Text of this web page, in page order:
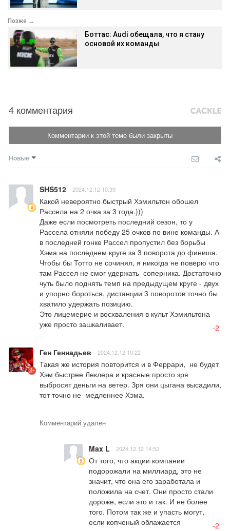
Позже →
Боттас: Audi обещала, что я стану
основой их команды
4 комментария
Комментарии к этой теме были закрыты
Новые
SHS512 2024.12.12 10:39
Какой невероятно быстрый Хэмильтон обошел
Рассела на 2 очка за 3 года.)))
Даже если посмотреть последний сезон, то у
Рассела отняли победу 25 очков по вине команды. А
в последней гонке Рассел пропустил без борьбы
Хэма на последнем круге за 3 поворота до финиша.
Чтобы бы Тотто не сочинял, я никогда не поверю что
там Рассел не смог удержать  соперника. Достаточно
чуть было поднять темп на предыдущем круге - двух
и упорно бороться, дистанции 3 поворотов точно бы
хватило удержать позицию.
Это лицемерие и восхваления в культ Хэмильтона
уже просто зашкаливает.
-2
Ген Геннадьев 2024.12.12 10:22
Такая же история повторится и в Феррари,  не будет
Хэм быстрее Леклера и красные просто зря
выбросят деньги на ветер. Зря они цыгана высадили,
тот точно не  медленнее Хэма.
Комментарий удален
Max L 2024.12.12 14:52
От того, что акции компании
подорожали на миллиард, это не
значит, что она его заработала и
положила на счет. Они просто стали
дороже, если это и так. И не более
того. Потом так же и упасть могут,
если копченый облажается
-2